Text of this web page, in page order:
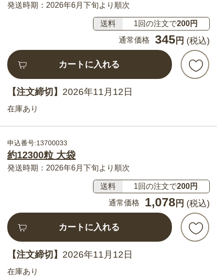
発送時期：2026年6月下旬より順次
送料 1回の注文で200円
通常価格
345 円 (税込)
カートに入れる
【注文締切】 2026年11月12日
在庫あり
申込番号:13700033
約12300粒 大袋
発送時期：2026年6月下旬より順次
送料 1回の注文で200円
通常価格
1,078 円 (税込)
カートに入れる
【注文締切】 2026年11月12日
在庫あり